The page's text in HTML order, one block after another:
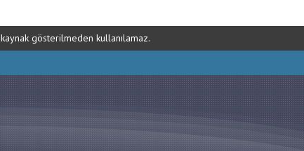
gösterilmeden kullanılamaz.